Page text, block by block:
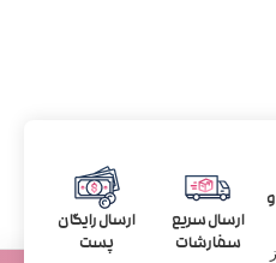
ارسال سریع
سفارشات
ارسال رایگان
پست